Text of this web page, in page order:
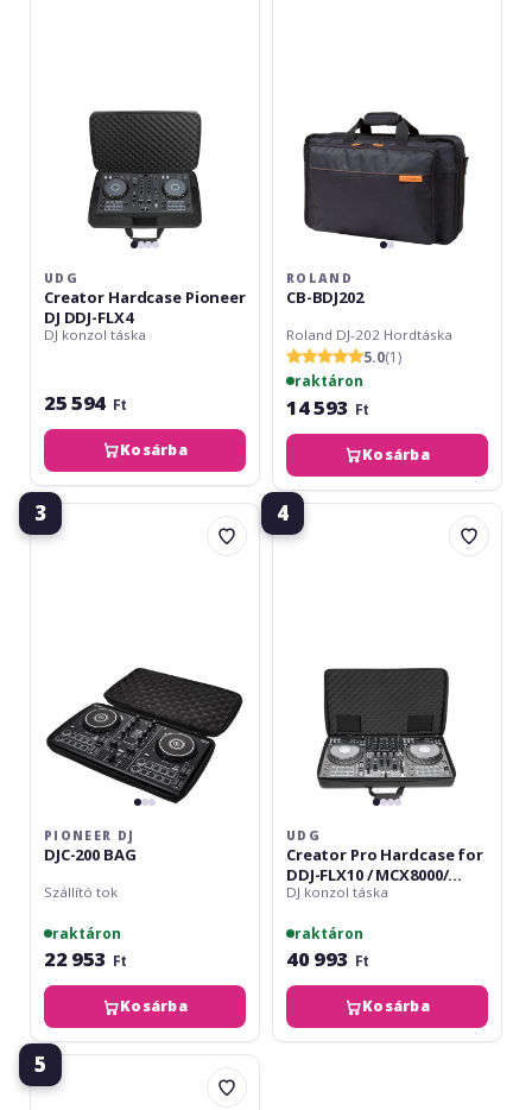
UDG
Creator Hardcase Pioneer
DJ DDJ-FLX4
DJ konzol táska
25 594 Ft
Kosárba
ROLAND
CB-BDJ202
Roland DJ-202 Hordtáska
5.0(1)
raktáron
14 593 Ft
Kosárba
3
Pioneer
DJ
PIONEER DJ
DJC-200 BAG
Szállító tok
raktáron
22 953 Ft
Kosárba
4
UDG
Creator
MCX8000/
UDG
Creator Pro Hardcase for
DDJ-FLX10 / MCX8000/
Mixon 8
DJ konzol táska
raktáron
40 993 Ft
Kosárba
5
Pioneer
DJ